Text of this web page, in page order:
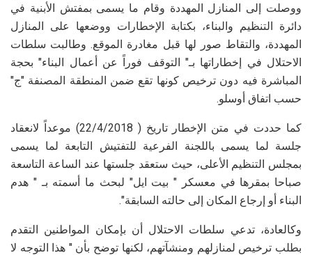
ووصلت إلى المنازل المهددة وقام ما يسمى بمفتش الأبنية في
دائرة التنظيم والبناء، بكتابة الإخطارات ووضعها على المنازل
المهددة، والتقاط صور لها قبل مغادرة الموقع. وطالبت سلطات
الاحتلال في إخطاراتها بـ" التوقف فوراً عن أعمال البناء" بحجة
المباشرة فيه دون ترخيص كونها تقع ضمن المنطقة المصنفة "ج"
حسب اتفاق أوسلو.
كما حددت في متن الإخطار تاريخ ( 22/4/2018) موعداً لانعقاد
جلسة لما يسمى باللجنة الفرعية للتفتيش التابعة لما يسمى
بمجلس التنظيم الأعلى، حيث ستعقد جلستها عند الساعة التاسعة
صباحا بمقرها في معسكر " بيت ايل" لبحث ما أسمته بـ " هدم
البناء أو إرجاع المكان إلى حالته السابقة".
وكالعادة، تدعي سلطات الاحتلال أن بإمكان المواطنين التقدم
بطلب ترخيص لمنازلهم ومنشآتهم، لكنها توضح بأن " هذا التوجه لا